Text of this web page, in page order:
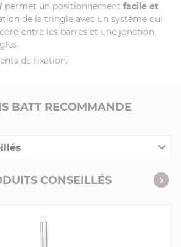
permet un positionnement facile et
de la tringle avec un système qui
entre les barres et une jonction
de fixation.
BATT RECOMMANDE
CONSEILLÉS